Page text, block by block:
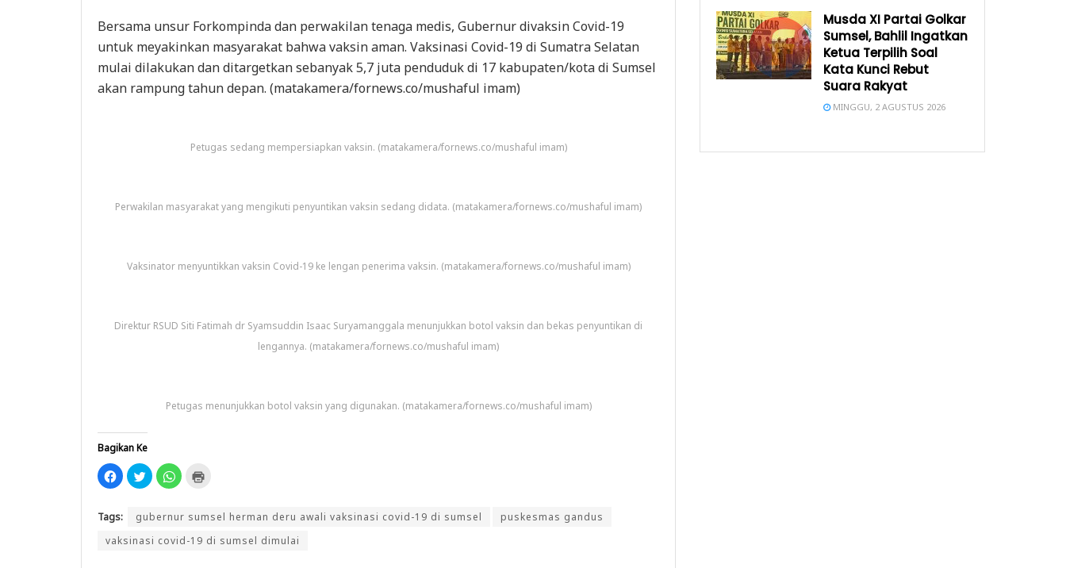
Bersama unsur Forkompinda dan perwakilan tenaga medis, Gubernur divaksin Covid-19
untuk meyakinkan masyarakat bahwa vaksin aman. Vaksinasi Covid-19 di Sumatra Selatan
mulai dilakukan dan ditargetkan sebanyak 5,7 juta penduduk di 17 kabupaten/kota di Sumsel
akan rampung tahun depan. (matakamera/fornews.co/mushaful imam)
Petugas sedang mempersiapkan vaksin. (matakamera/fornews.co/mushaful imam)
Perwakilan masyarakat yang mengikuti penyuntikan vaksin sedang didata. (matakamera/fornews.co/mushaful imam)
Vaksinator menyuntikkan vaksin Covid-19 ke lengan penerima vaksin. (matakamera/fornews.co/mushaful imam)
Direktur RSUD Siti Fatimah dr Syamsuddin Isaac Suryamanggala menunjukkan botol vaksin dan bekas penyuntikan di
lengannya. (matakamera/fornews.co/mushaful imam)
Petugas menunjukkan botol vaksin yang digunakan. (matakamera/fornews.co/mushaful imam)
Bagikan Ke
K
l
u
n
u
K
l
u
n
u
K
l
n
u
n
u
Tags: gubernur sumsel herman deru awali vaksinasi covid-19 di sumsel
puskesmas gandus
vaksinasi covid-19 di sumsel dimulai
Musda XI Partai Golkar
Sumsel, Bahlil Ingatkan
Ketua Terpilih Soal
Kata Kunci Rebut
Suara Rakyat
MINGGU, 2 AGUSTUS 2026